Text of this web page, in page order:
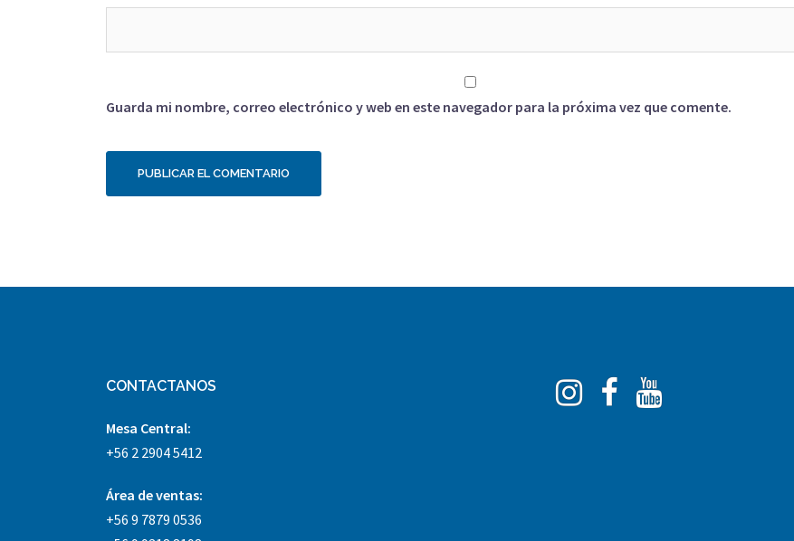
Guarda mi nombre, correo electrónico y web en este navegador para la próxima vez que comente.
CONTACTANOS
Mesa Central:
+56 2 2904 5412
Área de ventas:
+56 9 7879 0536
Instagram
Facebook
Tube